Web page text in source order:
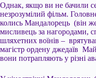
Однак, якщо ви не бачили
незрозумілий фільм.
колись Мандалорець (він
мисливець за нагородами,
шляхетних воїнів –
магістр ордену джедаїв
вони потрапляють у різні